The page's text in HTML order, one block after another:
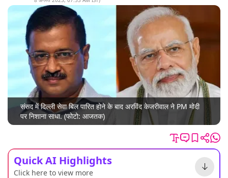
संसद में दिल्ली सेवा बिल पारित होने के बाद अरविंद केजरीवाल ने PM मोदी
पर निशाना साधा. (फोटो: आजतक)
Quick AI Highlights
Click here to view more